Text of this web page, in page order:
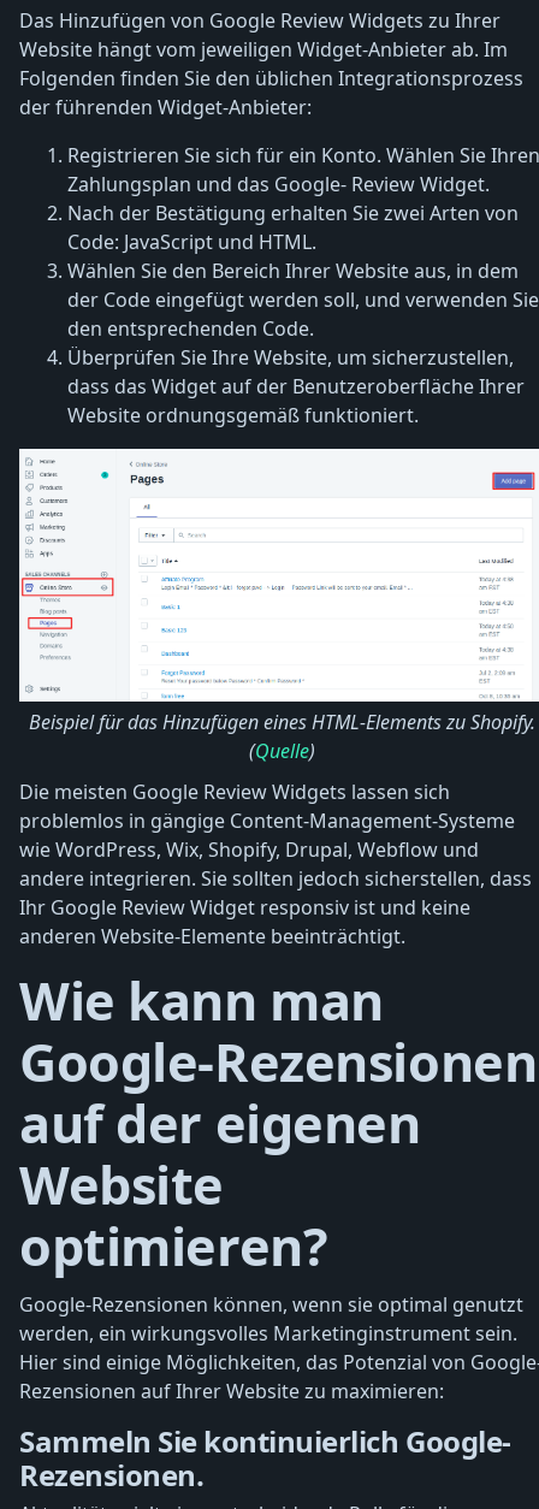
Das Hinzufügen von Google Review Widgets zu Ihrer
Website hängt vom jeweiligen Widget-Anbieter ab. Im
Folgenden finden Sie den üblichen Integrationsprozess
der führenden Widget-Anbieter:
Registrieren Sie sich für ein Konto. Wählen Sie Ihren
Zahlungsplan und das Google- Review Widget.
Nach der Bestätigung erhalten Sie zwei Arten von
Code: JavaScript und HTML.
Wählen Sie den Bereich Ihrer Website aus, in dem
der Code eingefügt werden soll, und verwenden Sie
den entsprechenden Code.
Überprüfen Sie Ihre Website, um sicherzustellen,
dass das Widget auf der Benutzeroberfläche Ihrer
Website ordnungsgemäß funktioniert.
Beispiel für das Hinzufügen eines HTML-Elements zu Shopify.
(Quelle)
Die meisten Google Review Widgets lassen sich
problemlos in gängige Content-Management-Systeme
wie WordPress, Wix, Shopify, Drupal, Webflow und
andere integrieren. Sie sollten jedoch sicherstellen, dass
Ihr Google Review Widget responsiv ist und keine
anderen Website-Elemente beeinträchtigt.
Wie kann man
Google-Rezensionen
auf der eigenen
Website
optimieren?
Google-Rezensionen können, wenn sie optimal genutzt
werden, ein wirkungsvolles Marketinginstrument sein.
Hier sind einige Möglichkeiten, das Potenzial von
Rezensionen auf Ihrer Website zu maximieren:
Sammeln Sie kontinuierlich Google-
Rezensionen.